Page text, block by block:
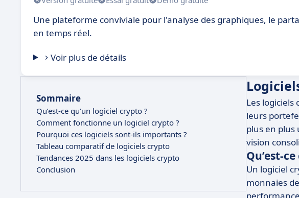
Une plateforme conviviale pour l'analyse des graphiques, le
en temps réel.
Voir plus de détails
Sommaire
Qu’est-ce qu’un logiciel crypto ?
Comment fonctionne un logiciel crypto ?
Pourquoi ces logiciels sont-ils importants ?
Tableau comparatif de logiciels crypto
Tendances 2025 dans les logiciels crypto
Conclusion
Les
leurs
plus en plus
vision
Qu’est-
Un logiciel
monnaies